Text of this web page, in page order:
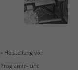
» Herstellung von
Programm- und